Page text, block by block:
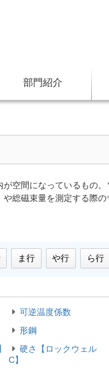
部門紹介
空間になっているもの
総磁束量を測定する際
ま行 や行 ら行
可逆温度係数
形鋼
硬さ【ロックウェル
C】